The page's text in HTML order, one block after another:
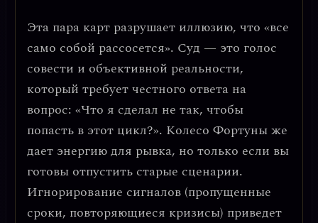
Эта пара карт разрушает иллюзию, что «все
само собой рассосется». Суд — это голос
совести и объективной реальности,
который требует честного ответа на
вопрос: «Что я сделал не так, чтобы
попасть в этот цикл?». Колесо Фортуны же
дает энергию для рывка, но только если вы
готовы отпустить старые сценарии.
Игнорирование сигналов (пропущенные
сроки, повторяющиеся кризисы) приведет